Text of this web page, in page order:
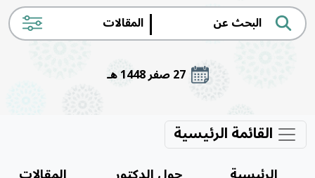
|
27 صفر 1448 هـ
القائمة الرئيسية